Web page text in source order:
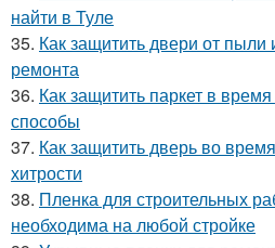
найти в Туле
35. Как защитить двери от пыли
ремонта
36. Как защитить паркет в
способы
37. Как защитить дверь во
хитрости
38. Пленка для строительных
необходима на любой стройке